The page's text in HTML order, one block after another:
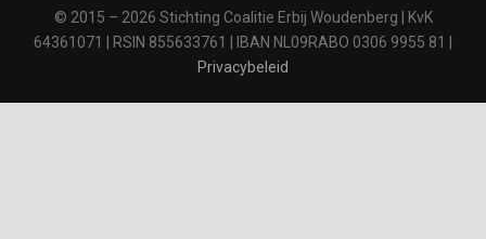
© 2015 – 2026 Stichting Coalitie Erbij Woudenberg | KvK
64361071 | RSIN 855633761 | IBAN NL09RABO 0306 9955 81 |
Privacybeleid